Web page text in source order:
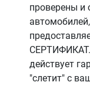
проверены и
действует
"слетит" с